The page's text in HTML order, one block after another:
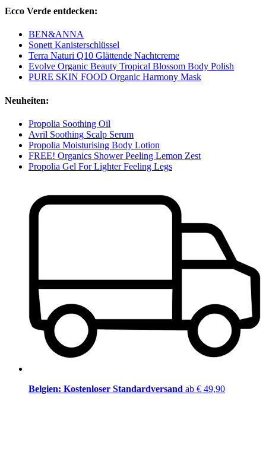
Ecco Verde entdecken:
BEN&ANNA
Sonett Kanisterschlüssel
Terra Naturi Q10 Glättende Nachtcreme
Evolve Organic Beauty Tropical Blossom Body Polish
PURE SKIN FOOD Organic Harmony Mask
Neuheiten:
Propolia Soothing Oil
Avril Soothing Scalp Serum
Propolia Moisturising Body Lotion
FREE! Organics Shower Peeling Lemon Zest
Propolia Gel For Lighter Feeling Legs
Belgien: Kostenloser Standardversand ab € 49,90